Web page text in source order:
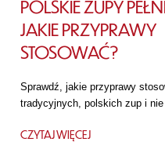
POLSKIE ZUPY
JAKIE PRZYPRAWY
STOSOWAĆ?
Sprawdź, jakie przyprawy
tradycyjnych, polskich zup i
CZYTAJ WIĘCEJ